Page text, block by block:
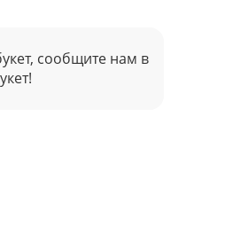
сообщите нам в